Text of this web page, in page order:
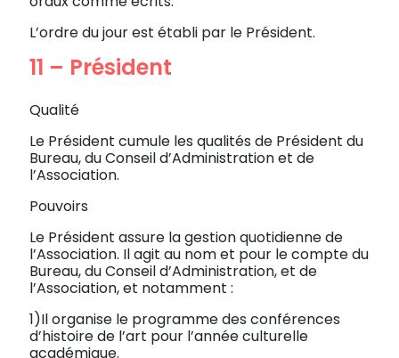
L’ordre du jour est établi par le Président.
11 – Président
Qualité
Le Président cumule les qualités de Président du
Bureau, du Conseil d’Administration et de
l’Association.
Pouvoirs
Le Président assure la gestion quotidienne de
l’Association. Il agit au nom et pour le compte du
Bureau, du Conseil d’Administration, et de
l’Association, et notamment :
1)Il organise le programme des conférences
d’histoire de l’art pour l’année culturelle
académique.